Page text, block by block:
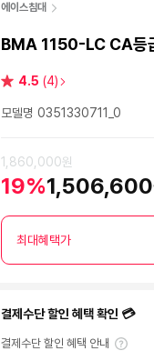
에이스침대
BMA 1150-LC CA등
별 4.5 (4)
모델명 0351330711_0
1,860,000원
19%1,506,600
최대혜택가
결제수단 할인 혜택 확인 💳
결제수단 할인 혜택 안내